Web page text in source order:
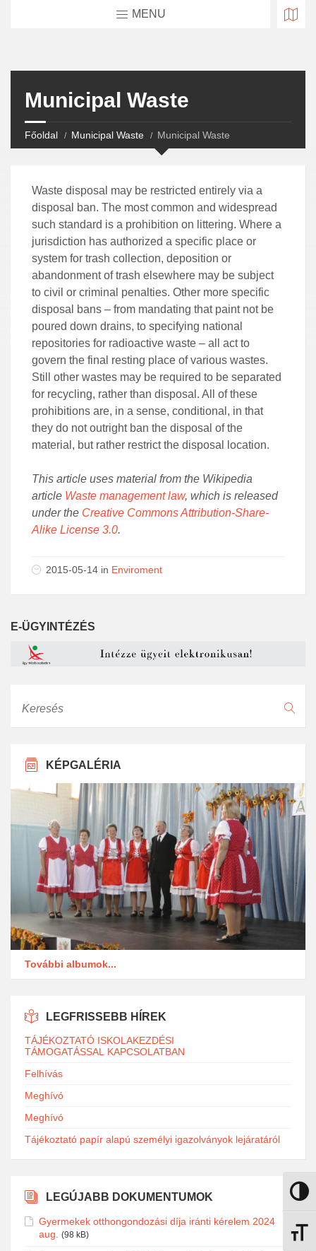
Nagy
MENU
Municipal Waste
Főoldal Municipal Waste Municipal Waste
Waste disposal may be restricted entirely via a
disposal ban. The most common and widespread
such standard is a prohibition on littering. Where a
jurisdiction has authorized a specific place or
system for trash collection, deposition or
abandonment of trash elsewhere may be subject
to civil or criminal penalties. Other more specific
disposal bans – from mandating that paint not be
poured down drains, to specifying national
repositories for radioactive waste – all act to
govern the final resting place of various wastes.
Still other wastes may be required to be separated
for recycling, rather than disposal. All of these
prohibitions are, in a sense, conditional, in that
they do not outright ban the disposal of the
material, but rather restrict the disposal location.
This article uses material from the Wikipedia
article Waste management law, which is released
under the Creative Commons Attribution-Share-
Alike License 3.0.
2015-05-14 in Enviroment
E-ÜGYINTÉZÉS
KÉPGALÉRIA
További albumok...
LEGFRISSEBB HÍREK
TÁJÉKOZTATÓ ISKOLAKEZDÉSI
TÁMOGATÁSSAL KAPCSOLATBAN
Felhívás
Meghívó
Meghívó
Tájékoztató papír alapú személyi igazolványok lejáratáról
LEGÚJABB DOKUMENTUMOK
Gyermekek otthongondozási díja iránti kérelem 2024
aug.
(98 kB)